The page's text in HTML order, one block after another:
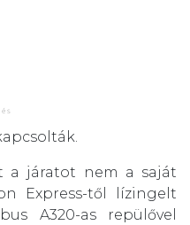
a járatot nem a saját
Express-től lízingelt
A320-as repülővel